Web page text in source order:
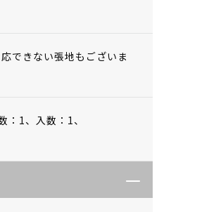
できない張地もございま
：1、
入数：1、